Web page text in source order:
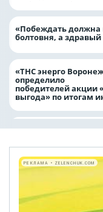
«Побеждать должна
болтовня, а
«ТНС энерго
определило
победителей акции
выгода» по итогам
РЕКЛАМА • ZELENCHUK.COM